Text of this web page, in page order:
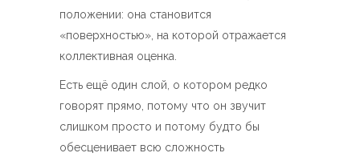
положении: она становится
«поверхностью», на которой отражается
коллективная оценка.
Есть ещё один слой, о котором редко
говорят прямо, потому что он звучит
слишком просто и потому будто бы
обесценивает всю сложность